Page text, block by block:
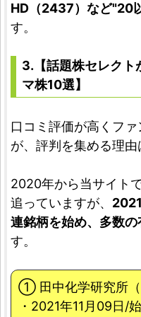
HD（2437）など"20
す。
3.【話題株セレクト
マ株10選】
口コミ評価が高くフ
が、評判を集める理由
2020年から当サイト
追っていますが、
連銘柄を始め、多数
す。
① 田中化学研究所（
・2021年11月09日/